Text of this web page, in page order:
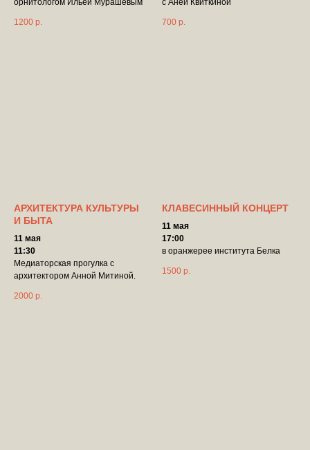
1200 р. 700 р.
АРХИТЕКТУРА КУЛЬТУРЫ
И БЫТА
11 мая
11:30
Медиаторская прогулка с
архитектором Анной Митиной.
2000 р.
КЛАВЕСИННЫЙ КОНЦЕРТ
11 мая
17:00
в оранжерее института Белка
1500 р.